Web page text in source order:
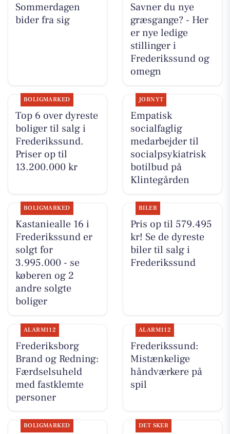
Sommerdagen
bider fra sig
Savner du nye
græsgange? - Her
er nye ledige
stillinger i
Frederikssund og
omegn
BOLIGMARKED
Top 6 over dyreste
boliger til salg i
Frederikssund.
Priser op til
13.200.000 kr
JOBNYT
Empatisk
socialfaglig
medarbejder til
socialpsykiatrisk
botilbud på
Klintegården
BOLIGMARKED
Kastaniealle 16 i
Frederikssund er
solgt for
3.995.000 - se
køberen og 2
andre solgte
boliger
BILER
Pris op til 579.495
kr! Se de dyreste
biler til salg i
Frederikssund
ALARM112
Frederiksborg
Brand og Redning:
Færdselsuheld
med fastklemte
personer
ALARM112
Frederikssund:
Mistænkelige
håndværkere på
spil
BOLIGMARKED DET SKER